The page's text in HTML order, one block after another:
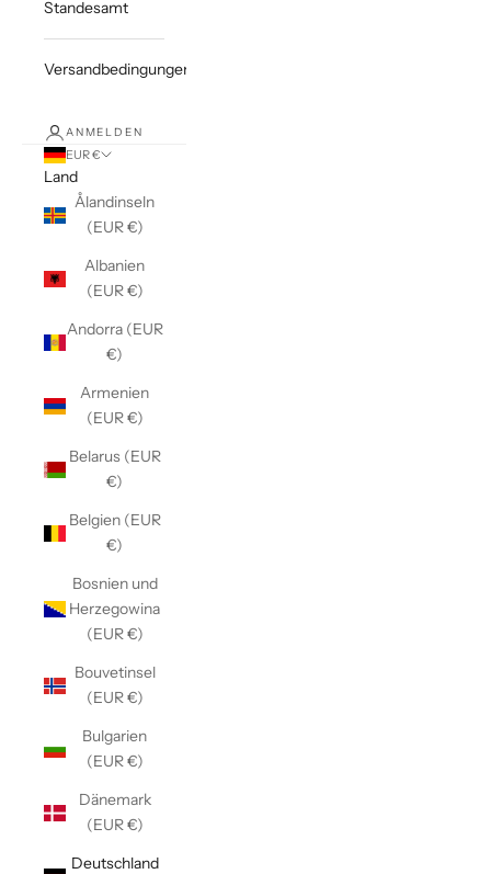
Standesamt
Versandbedingungen
ANMELDEN
EUR €
Land
Ålandinseln
(EUR €)
Albanien
(EUR €)
Andorra (EUR
€)
Armenien
(EUR €)
Belarus (EUR
€)
Belgien (EUR
€)
Bosnien und
Herzegowina
(EUR €)
Bouvetinsel
(EUR €)
Bulgarien
(EUR €)
Dänemark
(EUR €)
Deutschland